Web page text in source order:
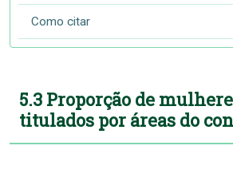
Como citar
5.3 Proporção de
titulados por áreas do